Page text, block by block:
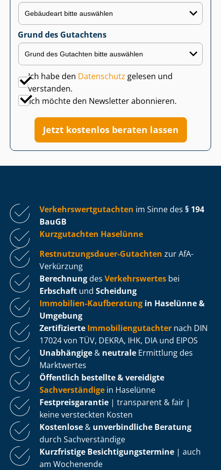
Grund des Gutachtens
Ich habe den Datenschutz gelesen und
verstanden.
Ich möchte den Newsletter abonnieren.
Jetzt kostenlos beraten lassen
Ver­kehrs­wert­gut­ach­ten im Sinne des § 194
BauGB
Kurzgutachten Haselünne
Rest­nut­zungs­dau­er-Gutachten zur AfA-
Verkürzung
Berechnung des Verkehrswertes bei
Erbschaft und Scheidung
Immobilien-Kaufberatung in Haselünne &
Umgebung
Zertifizierte Im­mo­bi­li­en­gut­ach­ter nach DIN
17024 von TÜV, DEKRA, IHK, DIA und EIPOS
Unabhängige & neutrale Ermittlung des
Marktwertes
Öffentlich bestellte & vereidigte
Sachverständige in Haselünne
Fest­preis­ga­ran­tie | transparent & fair |
keine versteckten Kosten
Kostenlose & unverbindliche Beratung
durch Sachverständige
Kurzfristige Be­sich­ti­gungs­ter­mi­ne | auch
am Wochenende